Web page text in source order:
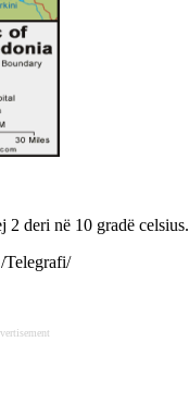
2 deri në 10 gradë celsius.
Telegrafi/